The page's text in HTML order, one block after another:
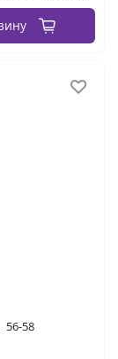
56-58